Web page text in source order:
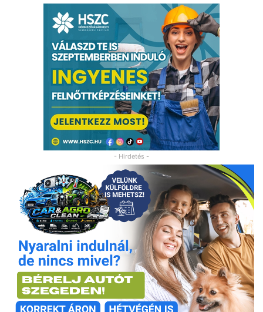
- Hirdetés -